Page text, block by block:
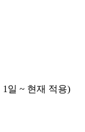
일 ~ 현재 적용)